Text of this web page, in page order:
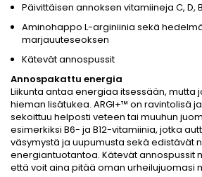
Päivittäisen annoksen vitamiineja C, D,
Aminohappo L-arginiinia sekä
marjauuteseoksen
Kätevät annospussit
Annospakattu energia
Liikunta antaa energiaa itsessään, mutta
hieman lisätukea. ARGI+™ on ravintolisä
sekoittuu helposti veteen tai muuhun
esimerkiksi B6- ja B12-vitamiinia, jotka
väsymystä ja uupumusta sekä edistävät
energiantuotantoa. Kätevät annospussit
että voit aina pitää oman urheilujuomasi